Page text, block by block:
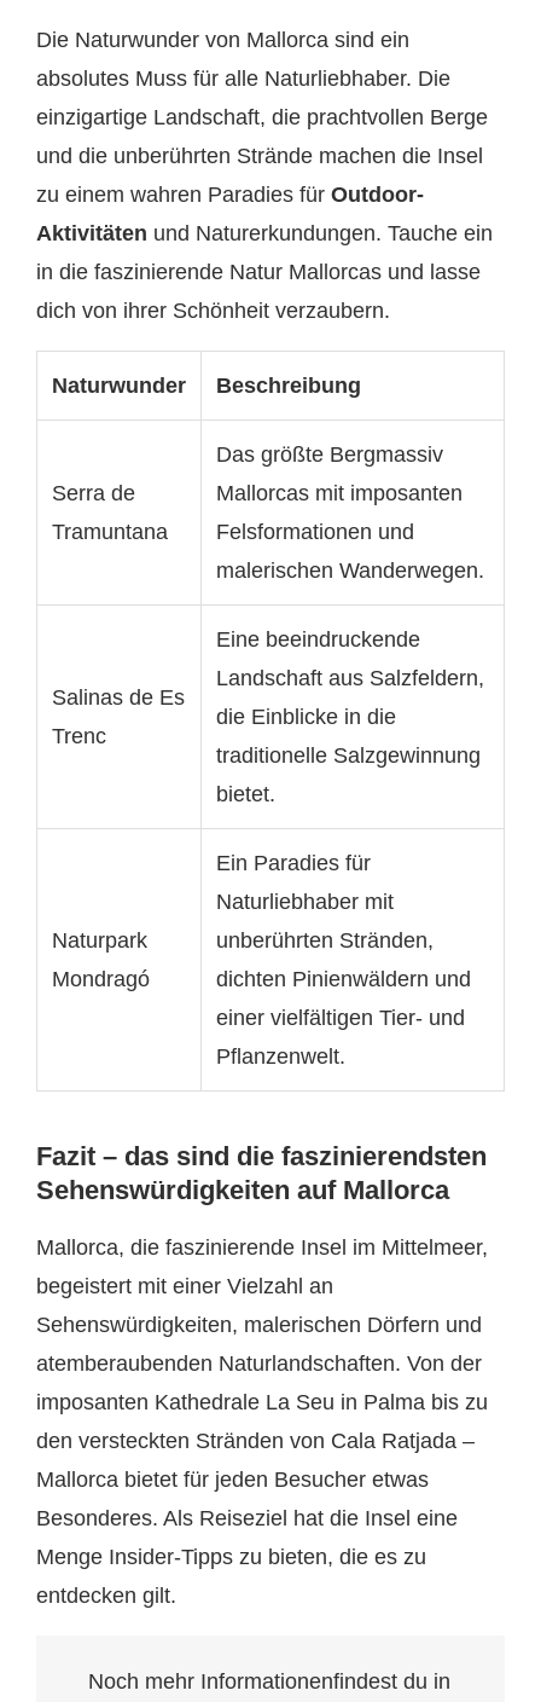
Die Naturwunder von Mallorca sind ein
absolutes Muss für alle Naturliebhaber. Die
einzigartige Landschaft, die prachtvollen Berge
und die unberührten Strände machen die Insel
zu einem wahren Paradies für Outdoor-
Aktivitäten und Naturerkundungen. Tauche ein
in die faszinierende Natur Mallorcas und lasse
dich von ihrer Schönheit verzaubern.
Naturwunder Beschreibung
Serra de
Tramuntana
Das größte Bergmassiv
Mallorcas mit imposanten
Felsformationen und
malerischen Wanderwegen.
Salinas de Es
Trenc
Eine beeindruckende
Landschaft aus Salzfeldern,
die Einblicke in die
traditionelle Salzgewinnung
bietet.
Naturpark
Mondragó
Ein Paradies für
Naturliebhaber mit
unberührten Stränden,
dichten Pinienwäldern und
einer vielfältigen Tier- und
Pflanzenwelt.
Fazit – das sind die faszinierendsten
Sehenswürdigkeiten auf Mallorca
Mallorca, die faszinierende Insel im Mittelmeer,
begeistert mit einer Vielzahl an
Sehenswürdigkeiten, malerischen Dörfern und
atemberaubenden Naturlandschaften. Von der
imposanten Kathedrale La Seu in Palma bis zu
den versteckten Stränden von Cala Ratjada –
Mallorca bietet für jeden Besucher etwas
Besonderes. Als Reiseziel hat die Insel eine
Menge Insider-Tipps zu bieten, die es zu
entdecken gilt.
Noch mehr Informationenfindest du in